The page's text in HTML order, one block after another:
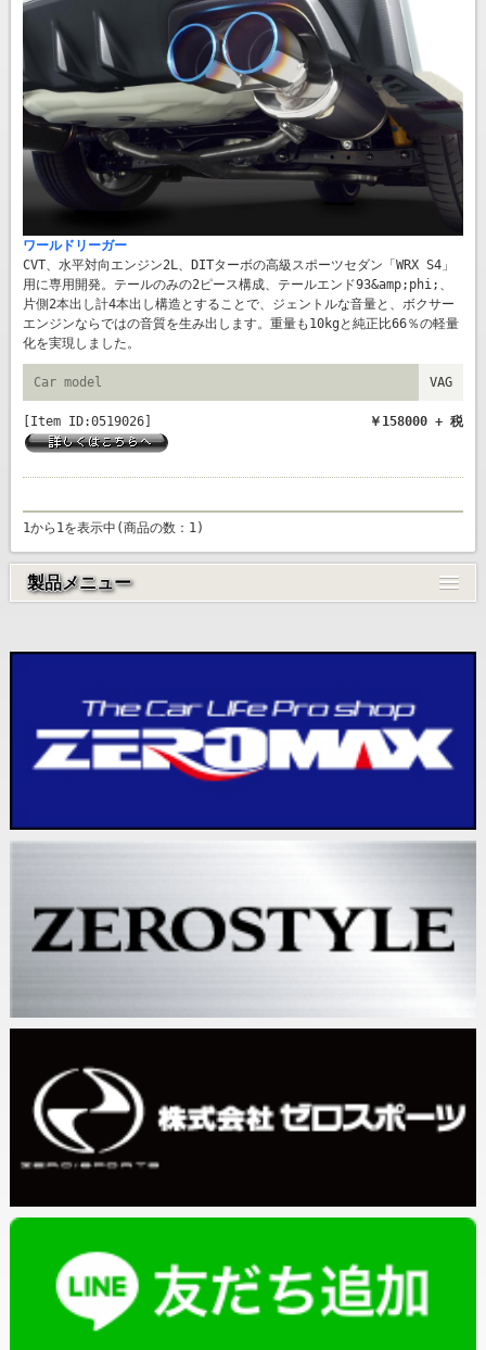
製品メニュー
ワールドリーガー
CVT、水平対向エンジン2L、DITターボの高級スポーツセダン「WRX S4」
用に専用開発。テールのみの2ピース構成、テールエンド93&amp;phi;、
片側2本出し計4本出し構造とすることで、ジェントルな音量と、ボクサー
エンジンならではの音質を生み出します。重量も10kgと純正比66％の軽量
化を実現しました。
Car model VAG
[Item ID:0519026] ￥158000 + 税
1から1を表示中(商品の数：1)